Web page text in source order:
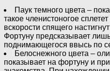
Паук темного цвета –
такое членистоногое
вскорости спящего
Фортуну предсказывает
поднимающегося ввысь по
Белоснежного цвета –
показывает на фортуну и